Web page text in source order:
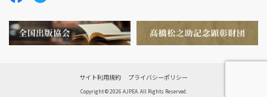
サイト利用規約 プライバシーポリシー
Copyright © 2026 AJPEA. All Rights Reserved.